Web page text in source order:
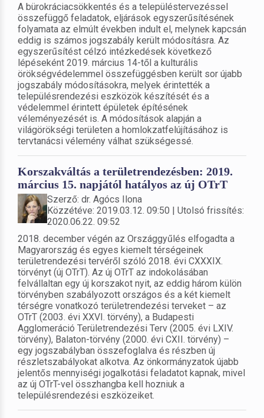
A bürokráciacsökkentés és a településtervezéssel
összefüggő feladatok, eljárások egyszerűsítésének
folyamata az elmúlt években indult el, melynek kapcsán
eddig is számos jogszabály került módosításra. Az
egyszerűsítést célzó intézkedések következő
lépéseként 2019. március 14-től a kulturális
örökségvédelemmel összefüggésben került sor újabb
jogszabály módosításokra, melyek érintették a
településrendezési eszközök készítését és a
védelemmel érintett épületek építésének
véleményezését is. A módosítások alapján a
világörökségi területen a homlokzatfelújításához is
tervtanácsi vélemény válhat szükségessé.
Korszakváltás a területrendezésben: 2019.
március 15. napjától hatályos az új OTrT
Szerző: dr. Agócs Ilona
Közzétéve: 2019.03.12. 09:50 | Utolsó frissítés:
2020.06.22. 09:52
2018. december végén az Országgyűlés elfogadta a
Magyarország és egyes kiemelt térségeinek
területrendezési tervéről szóló 2018. évi CXXXIX.
törvényt (új OTrT). Az új OTrT az indokolásában
felvállaltan egy új korszakot nyit, az eddig három külön
törvényben szabályozott országos és a két kiemelt
térségre vonatkozó területrendezési terveket – az
OTrT (2003. évi XXVI. törvény), a Budapesti
Agglomeráció Területrendezési Terv (2005. évi LXIV.
törvény), Balaton-törvény (2000. évi CXII. törvény) –
egy jogszabályban összefoglalva és részben új
részletszabályokat alkotva. Az önkormányzatok újabb
jelentős mennyiségi jogalkotási feladatot kapnak, mivel
az új OTrT-vel összhangba kell hozniuk a
településrendezési eszközeiket.